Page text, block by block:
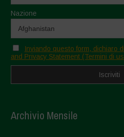
Nazione
Inviando questo form, dichiaro
and Privacy Statement (Termini di
Archivio Mensile